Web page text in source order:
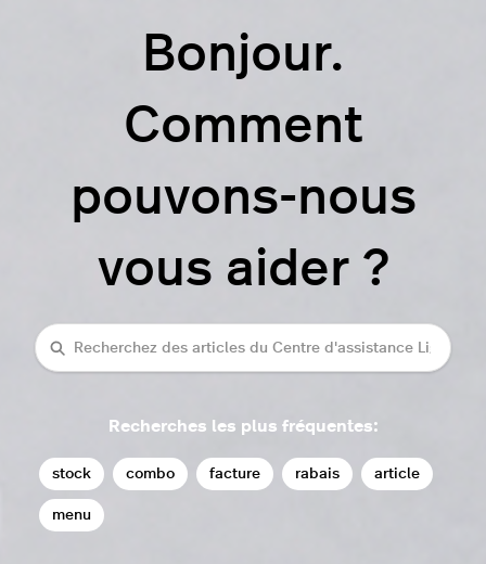
Bonjour.
Comment
pouvons-nous
vous aider ?
rechercher
Recherches les plus fréquentes:
stock combo facture rabais article
menu